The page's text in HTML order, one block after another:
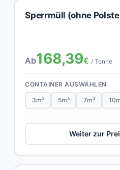
Sperrmüll (ohne
Ab168,39€ / Tonne
CONTAINER AUSWÄHLEN
3m³ 5m³ 7m³
Weiter zur